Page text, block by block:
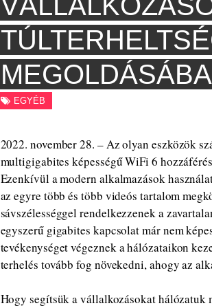
EGYÉB
2022. november 28. – Az olyan eszközök
multigigabites képességű WiFi 6
Ezenkívül a modern alkalmazások
az egyre több és több videós tartalom
sávszélességgel rendelkezzenek a
egyszerű gigabites kapcsolat már nem
tevékenységet végeznek a hálózataikon
terhelés tovább fog növekedni, ahogy az
Hogy segítsük a vállalkozásokat hálózatuk